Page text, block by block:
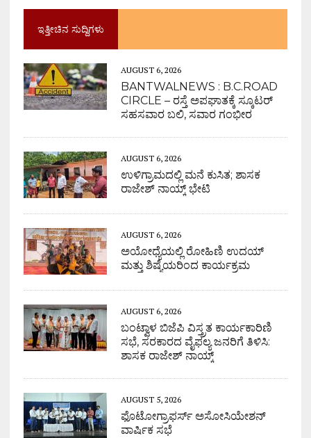
ಇತ್ತೀಚಿನ ಸುದ್ದಿಗಳು
AUGUST 6, 2026
BANTWALNEWS : B.C.ROAD
CIRCLE – ರಸ್ತೆ ಅಪಘಾತಕ್ಕೆ ಸ್ಕೂಟರ್
ಸಹಸವಾರ ಬಲಿ, ಸವಾರ ಗಂಭೀರ
AUGUST 6, 2026
ಉಳಿಗ್ರಾಮದಲ್ಲಿ ಮನೆ ಕುಸಿತ; ಶಾಸಕ
ರಾಜೇಶ್ ನಾಯ್ಕ್ ಭೇಟಿ
AUGUST 6, 2026
ಅಯೋಧ್ಯೆಯಲ್ಲಿ ರೋಹಿಣಿ ಉದಯ್
ಮತ್ತು ಶಿಷ್ಯೆಯರಿಂದ ಕಾರ್ಯಕ್ರಮ
AUGUST 6, 2026
ಬಂಟ್ವಾಳ ಬಿಜೆಪಿ ವಿಸ್ತ್ರತ ಕಾರ್ಯಕಾರಿಣಿ
ಸಭೆ, ಸರಕಾರದ ವೈಫಲ್ಯ ಜನರಿಗೆ ತಿಳಿಸಿ:
ಶಾಸಕ ರಾಜೇಶ್ ನಾಯ್ಕ್
AUGUST 5, 2026
ಫೊಟೋಗ್ರಾಫರ್ಸ್ ಅಸೋಸಿಯೇಶನ್
ವಾರ್ಷಿಕ ಸಭೆ